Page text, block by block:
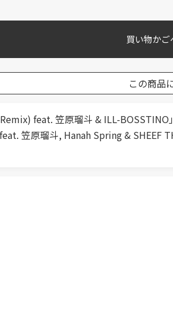
買い物か
この商品
feat. 笠原瑠斗 & ILL-
笠原瑠斗, Hanah Spring & SHEEF